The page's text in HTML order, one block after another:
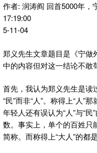
作者: 润涛阎 回首5000年，
17:19:00
5-11-04
郑义先生文章题目是《宁做
中的内容但对这一结论不敢
首先，我认为郑义先生是读
“民”而非“人”。称得上“人”
年轻人还有误认为“人”与“民
数。事实上，单个的百姓只
简称。而称得上“大人”的都